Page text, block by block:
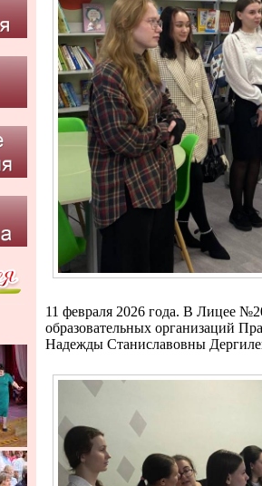
11 февраля 2026 года. В Лицее
образовательных организаций
Надежды Станиславовны